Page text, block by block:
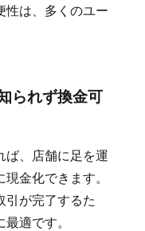
性は、多くのユー
られず換金可
ば、店舗に足を運
金化できます。
引が完了するた
適です。